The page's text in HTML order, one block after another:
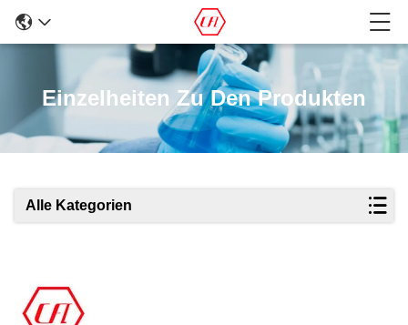
Einzelheiten Zu Den Produkten
Alle Kategorien